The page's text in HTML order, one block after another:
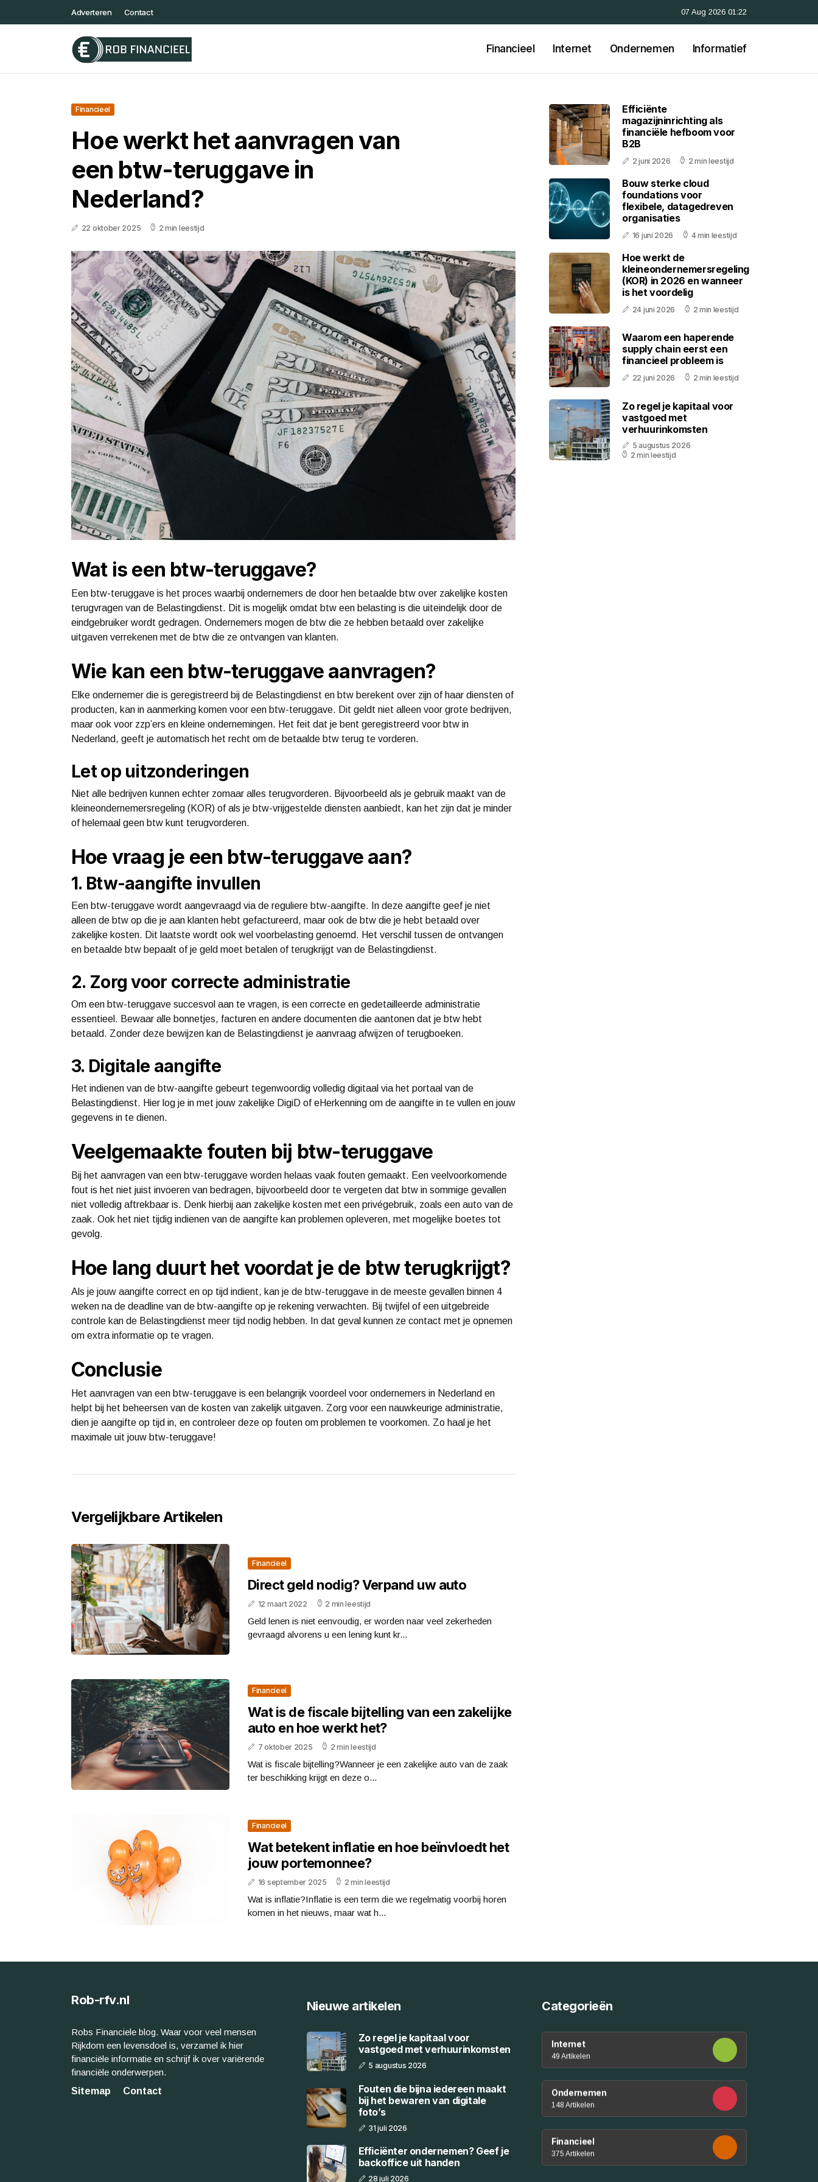
Adverteren Contact 07 Aug 2026 01:22
Financieel Internet Ondernemen Informatief
Financieel
Hoe werkt het aanvragen van
een btw-teruggave in
Nederland?
22 oktober 2025 2 min leestijd
Wat is een btw-teruggave?
Een btw-teruggave is het proces waarbij ondernemers de door hen betaalde btw over zakelijke kosten
terugvragen van de Belastingdienst. Dit is mogelijk omdat btw een belasting is die uiteindelijk door de
eindgebruiker wordt gedragen. Ondernemers mogen de btw die ze hebben betaald over zakelijke
uitgaven verrekenen met de btw die ze ontvangen van klanten.
Wie kan een btw-teruggave aanvragen?
Elke ondernemer die is geregistreerd bij de Belastingdienst en btw berekent over zijn of haar diensten of
producten, kan in aanmerking komen voor een btw-teruggave. Dit geldt niet alleen voor grote bedrijven,
maar ook voor zzp’ers en kleine ondernemingen. Het feit dat je bent geregistreerd voor btw in
Nederland, geeft je automatisch het recht om de betaalde btw terug te vorderen.
Let op uitzonderingen
Niet alle bedrijven kunnen echter zomaar alles terugvorderen. Bijvoorbeeld als je gebruik maakt van de
kleineondernemersregeling (KOR) of als je btw-vrijgestelde diensten aanbiedt, kan het zijn dat je minder
of helemaal geen btw kunt terugvorderen.
Hoe vraag je een btw-teruggave aan?
1. Btw-aangifte invullen
Een btw-teruggave wordt aangevraagd via de reguliere btw-aangifte. In deze aangifte geef je niet
alleen de btw op die je aan klanten hebt gefactureerd, maar ook de btw die je hebt betaald over
zakelijke kosten. Dit laatste wordt ook wel voorbelasting genoemd. Het verschil tussen de ontvangen
en betaalde btw bepaalt of je geld moet betalen of terugkrijgt van de Belastingdienst.
2. Zorg voor correcte administratie
Om een btw-teruggave succesvol aan te vragen, is een correcte en gedetailleerde administratie
essentieel. Bewaar alle bonnetjes, facturen en andere documenten die aantonen dat je btw hebt
betaald. Zonder deze bewijzen kan de Belastingdienst je aanvraag afwijzen of terugboeken.
3. Digitale aangifte
Het indienen van de btw-aangifte gebeurt tegenwoordig volledig digitaal via het portaal van de
Belastingdienst. Hier log je in met jouw zakelijke DigiD of eHerkenning om de aangifte in te vullen en jouw
gegevens in te dienen.
Veelgemaakte fouten bij btw-teruggave
Bij het aanvragen van een btw-teruggave worden helaas vaak fouten gemaakt. Een veelvoorkomende
fout is het niet juist invoeren van bedragen, bijvoorbeeld door te vergeten dat btw in sommige gevallen
niet volledig aftrekbaar is. Denk hierbij aan zakelijke kosten met een privégebruik, zoals een auto van de
zaak. Ook het niet tijdig indienen van de aangifte kan problemen opleveren, met mogelijke boetes tot
gevolg.
Hoe lang duurt het voordat je de btw terugkrijgt?
Als je jouw aangifte correct en op tijd indient, kan je de btw-teruggave in de meeste gevallen binnen 4
weken na de deadline van de btw-aangifte op je rekening verwachten. Bij twijfel of een uitgebreide
controle kan de Belastingdienst meer tijd nodig hebben. In dat geval kunnen ze contact met je opnemen
om extra informatie op te vragen.
Conclusie
Het aanvragen van een btw-teruggave is een belangrijk voordeel voor ondernemers in Nederland en
helpt bij het beheersen van de kosten van zakelijk uitgaven. Zorg voor een nauwkeurige administratie,
dien je aangifte op tijd in, en controleer deze op fouten om problemen te voorkomen. Zo haal je het
maximale uit jouw btw-teruggave!
Vergelijkbare Artikelen
Financieel
Direct geld nodig? Verpand uw auto
12 maart 2022 2 min leestijd
Geld lenen is niet eenvoudig, er worden naar veel zekerheden
gevraagd alvorens u een lening kunt kr...
Financieel
Wat is de fiscale bijtelling van een zakelijke
auto en hoe werkt het?
7 oktober 2025 2 min leestijd
Wat is fiscale bijtelling?Wanneer je een zakelijke auto van de zaak
ter beschikking krijgt en deze o...
Financieel
Wat betekent inflatie en hoe beïnvloedt het
jouw portemonnee?
16 september 2025 2 min leestijd
Wat is inflatie?Inflatie is een term die we regelmatig voorbij horen
komen in het nieuws, maar wat h...
Efficiënte
magazijninrichting als
financiële hefboom voor
B2B
2 juni 2026 2 min leestijd
Bouw sterke cloud
foundations voor
flexibele, datagedreven
organisaties
16 juni 2026 4 min leestijd
Hoe werkt de
kleineondernemersregeling
(KOR) in 2026 en wanneer
is het voordelig
24 juni 2026 2 min leestijd
Waarom een haperende
supply chain eerst een
financieel probleem is
22 juni 2026 2 min leestijd
Zo regel je kapitaal voor
vastgoed met
verhuurinkomsten
5 augustus 2026
2 min leestijd
Rob-rfv.nl
Robs Financiele blog. Waar voor veel mensen
Rijkdom een levensdoel is, verzamel ik hier
financiële informatie en schrijf ik over variërende
financiële onderwerpen.
Sitemap
Contact
Nieuwe artikelen
Zo regel je kapitaal voor
vastgoed met verhuurinkomsten
5 augustus 2026
Fouten die bijna iedereen maakt
bij het bewaren van digitale
foto’s
31 juli 2026
Efficiënter ondernemen? Geef je
backoffice uit handen
28 juli 2026
Categorieën
Internet
49 Artikelen
Ondernemen
148 Artikelen
Financieel
375 Artikelen